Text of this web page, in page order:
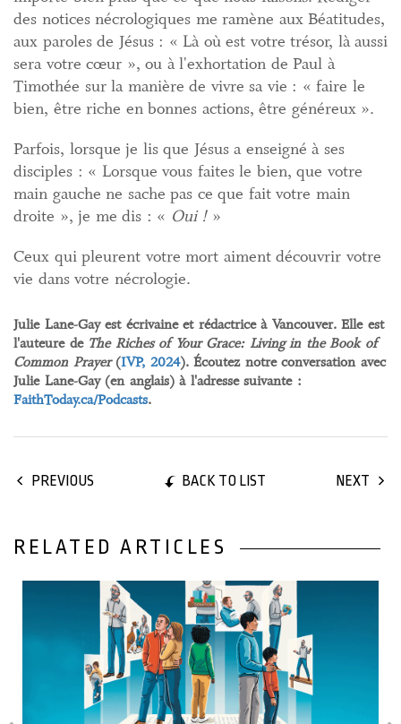
des notices nécrologiques me ramène aux Béatitudes,
aux paroles de Jésus : « Là où est votre trésor, là aussi
sera votre cœur », ou à l'exhortation de Paul à
Timothée sur la manière de vivre sa vie : « faire le
bien, être riche en bonnes actions, être généreux ».
Parfois, lorsque je lis que Jésus a enseigné à ses
disciples : « Lorsque vous faites le bien, que votre
main gauche ne sache pas ce que fait votre main
droite », je me dis : « Oui !»
Ceux qui pleurent votre mort aiment découvrir votre
vie dans votre nécrologie.
Julie Lane-Gay est écrivaine et rédactrice à Vancouver. Elle est
l'auteure de The Riches of Your Grace: Living in the Book of
Common Prayer(IVP, 2024). Écoutez notre conversation avec
Julie Lane-Gay (en anglais) à l'adresse suivante :
FaithToday.ca/Podcasts.
PREVIOUS BACK TO LIST NEXT
RELATED ARTICLES